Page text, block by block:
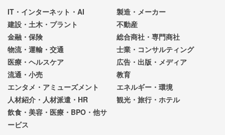
IT・インターネット・AI
製造・メーカー
建設・土木・プラント
不動産
金融・保険
総合商社・専門商社
物流・運輸・交通
士業・コンサルティング
医療・ヘルスケア
広告・出版・メディア
流通・小売
教育
エンタメ・アミューズメント
エネルギー・環境
人材紹介・人材派遣・HR
観光・旅行・ホテル
飲食・美容・医療・BPO・他サ
ービス